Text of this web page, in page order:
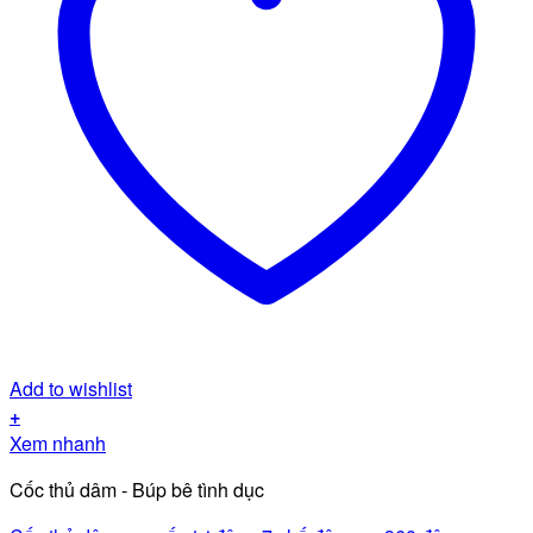
Add to wishlist
+
Sản
này
có
Xem nhanh
Cốc thủ dâm - Búp bê tình dục